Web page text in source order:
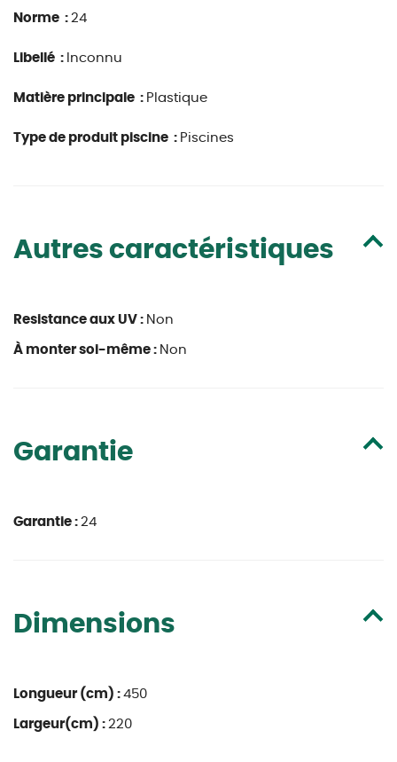
Norme : 24
Libellé : Inconnu
Matière principale : Plastique
Type de produit piscine : Piscines
Autres caractéristiques
Resistance aux UV : Non
À monter soi-même : Non
Garantie
Garantie : 24
Dimensions
Longueur (cm) : 450
Largeur(cm) : 220